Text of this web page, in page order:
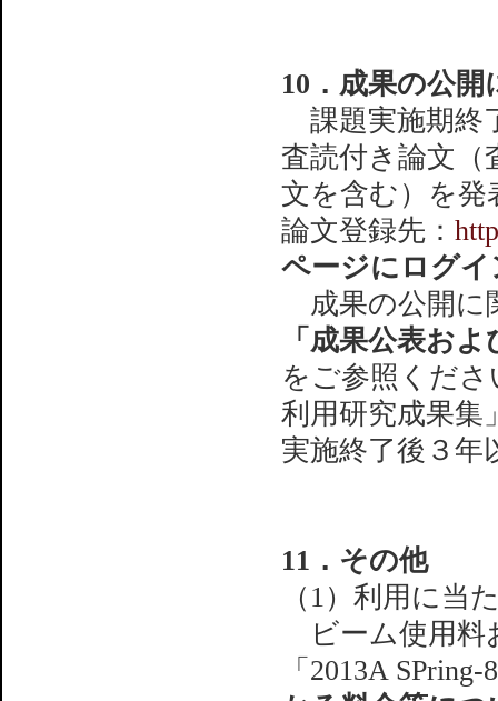
10．成果の公開
課題実施期終
査読付き論文（
文を含む）を発
論文登録先：
ページにログイ
成果の公開に
「成果公表お
をご参照くださ
利用研究成果集
実施終了後３年
11．その他
（1）利用に当
ビーム使用料
「2013A